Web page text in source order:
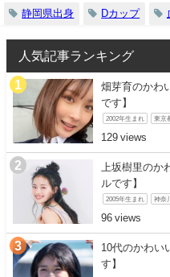
静岡県出身 Dカップ
人気記事ランキング
畑芽育のかわ
です】
2002年生まれ 東京
129
上坂樹里のか
ルです】
2005年生まれ 神奈
96
10代のかわい
す】